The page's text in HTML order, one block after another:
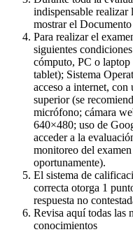
indispensable realizar
mostrar el
Para realizar el
siguientes
cómputo, PC o
tablet); Sistema
acceso a internet,
superior (se
micrófono; cámara
640×480; uso de
acceder a la
monitoreo del
oportunamente).
El sistema de
correcta otorga 1
respuesta no
Revisa aquí todas las
conocimientos